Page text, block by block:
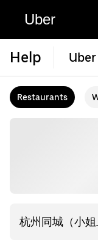
Uber
Help
Restaurants